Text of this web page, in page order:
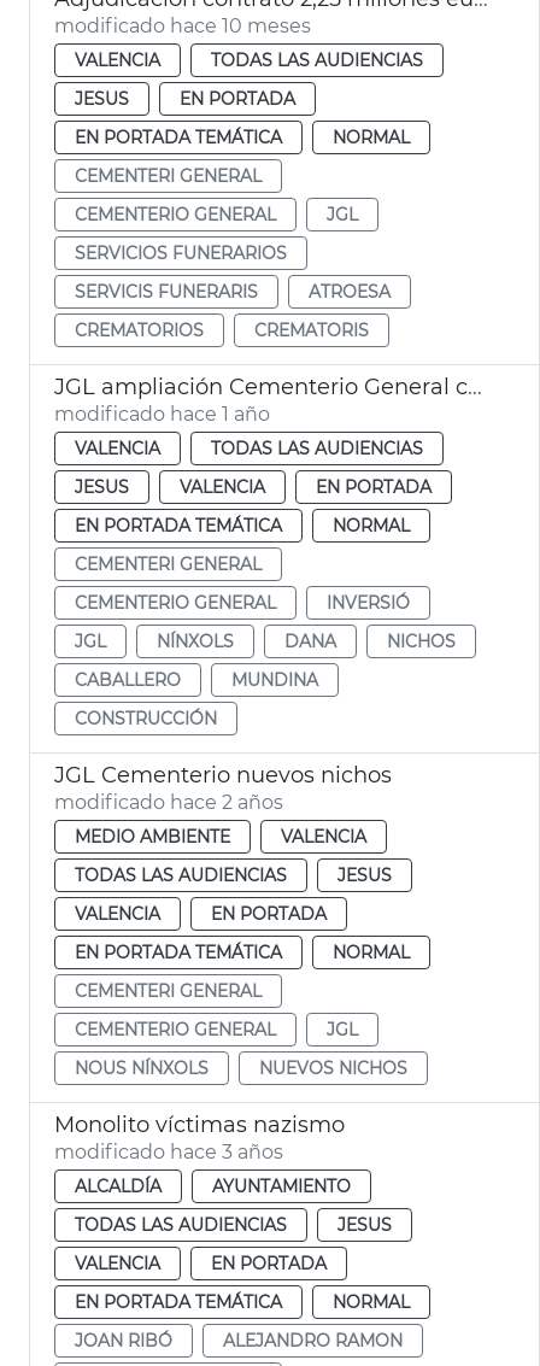
modificado hace 10 meses
VALENCIA
TODAS LAS AUDIENCIAS
JESUS
EN PORTADA
EN PORTADA TEMÁTICA
NORMAL
CEMENTERI GENERAL
CEMENTERIO GENERAL
JGL
SERVICIOS FUNERARIOS
SERVICIS FUNERARIS
ATROESA
CREMATORIOS
CREMATORIS
JGL ampliación Cementerio General con 2.596 nuevos nichos
modificado hace 1 año
VALENCIA
TODAS LAS AUDIENCIAS
JESUS
VALENCIA
EN PORTADA
EN PORTADA TEMÁTICA
NORMAL
CEMENTERI GENERAL
CEMENTERIO GENERAL
INVERSIÓ
JGL
NÍNXOLS DANA
NICHOS
CABALLERO
MUNDINA
CONSTRUCCIÓN
JGL Cementerio nuevos nichos
modificado hace 2 años
MEDIO AMBIENTE
VALENCIA
TODAS LAS AUDIENCIAS
JESUS
VALENCIA
EN PORTADA
EN PORTADA TEMÁTICA
NORMAL
CEMENTERI GENERAL
CEMENTERIO GENERAL
JGL
NOUS NÍNXOLS
NUEVOS NICHOS
Monolito víctimas nazismo
modificado hace 3 años
ALCALDÍA
AYUNTAMIENTO
TODAS LAS AUDIENCIAS
JESUS
VALENCIA
EN PORTADA
EN PORTADA TEMÁTICA
NORMAL
JOAN RIBÓ
ALEJANDRO RAMON